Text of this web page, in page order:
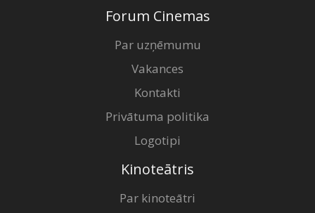
Forum Cinemas
Par uzņēmumu
Vakances
Kontakti
Privātuma politika
Logotipi
Kinoteātris
Par kinoteātri